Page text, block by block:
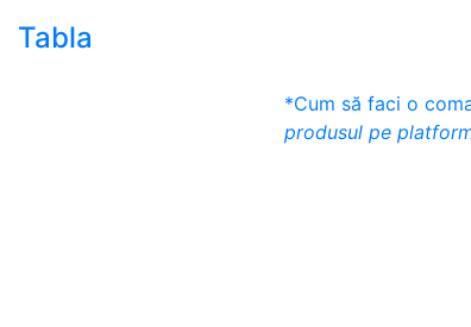
Tabla
*Cum să faci o
produsul pe